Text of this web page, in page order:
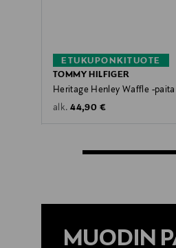
ETUKUPONKITUOTE
TOMMY HILFIGER
Heritage Henley Waffle -paita
alk. Original Price
44,90 €
MUODIN